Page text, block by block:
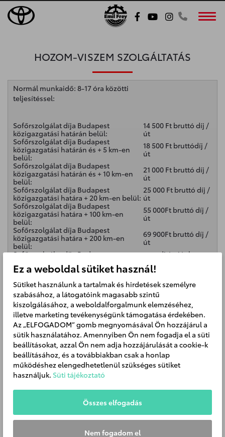
HOZOM-VISZEM SZOLGÁLTATÁS
Normál munkaidő: 8-17 óra közötti
teljesítéssel:
Sofőrszolgálat díja Budapest
közigazgatási határán belül:
14 500 Ft bruttó díj /
út
Sofőrszolgálat díja Budapest
közigazgatási határán és + 5 km-en
belül:
18 500 Ft bruttódíj /
út
Sofőrszolgálat díja Budapest
közigazgatási határán és + 10 km-en
belül:
21 000 Ft bruttó díj /
út
Sofőrszolgálat díja Budapest
közigazgatási határa + 20 km-en belül:
25 000 Ft bruttó díj /
út
Sofőrszolgálat díja Budapest
közigazgatási határa + 100 km-en
belül:
55 000Ft bruttó díj /
út
Sofőrszolgálat díja Budapest
közigazgatási határa + 200 km-en
belül:
69 900Ft bruttó díj /
út
Sofőrszolgálat díja Budapest
egyedi árajánlat
Várakozás (15 percen túl):
6000 Ft bruttó díj /
Felár:
SOS rendelési felár tárgynapon
rendelve, teljesítve:
+6000 Ft bruttó díj /
út
Távolsági felár 15 km-nél hosszabb
Budapestről induló fuvarok esetén:
+2500 Ft bruttó díj /
út
Munkaidőn kívül:
60%
Hétvégén/munkaszüneti napokon:
90%
A megrendelt szolgáltatás lemondása a teljesítés előtti
munkanapon 16- óráig díjmentes.
Ez a weboldal sütiket használ!
Sütiket használunk a tartalmak és hirdetések személyre
szabásához, a látogatóink magasabb szintű
kiszolgálásához, a weboldalforgalmunk elemzéséhez,
illetve marketing tevékenységünk támogatása érdekében.
Az „ELFOGADOM” gomb megnyomásával Ön hozzájárul a
sütik használatához. Amennyiben Ön nem fogadja el a süti
beállításokat, azzal Ön nem adja hozzájárulását a cookie-k
beállításához, és a továbbiakban csak a honlap
működéshez elengedhetetlenül szükséges sütiket
használjuk. Süti tájékoztató
Összes elfogadás
Nem fogadom el